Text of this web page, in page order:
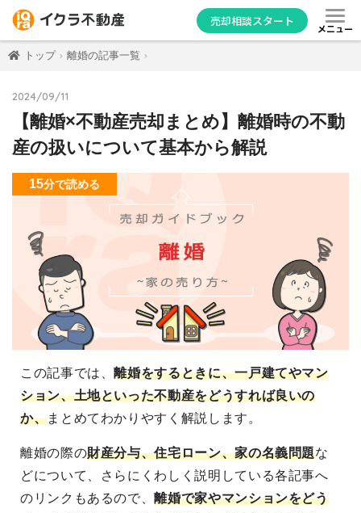
売却相談スタート
メニュー
トップ 離婚の記事一覧
2024/09/11
【離婚×不動産売却まとめ】離婚時の不動
産の扱いについて基本から解説
15分で読める
この記事では、離婚をするときに、一戸建てやマン
ション、土地といった不動産をどうすれば良いの
か、まとめてわかりやすく解説します。
離婚の際の財産分与、住宅ローン、家の名義問題な
どについて、さらにくわしく説明している各記事へ
のリンクもあるので、離婚で家やマンションをどう